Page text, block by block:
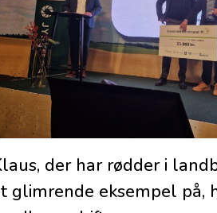
der har rødder i
glimrende eksempel på,